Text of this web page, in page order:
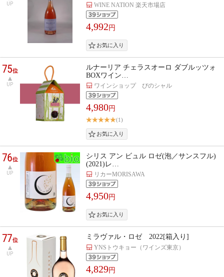
UP WINE NATION 楽天市場店
4,992 円
75位
UP
ルナーリア チェラスオーロ ダブルッツォ
BOXワイン…
ワインショップ ぴのシャル
4,980円
(1)
76位
UP
シリス アン ビュル ロゼ(泡／サンスフル)
(2021)レ…
リカーMORISAWA
4,950円
77位
UP
ミラヴァル・ロゼ 2022[箱入り]
YNSトウキョー（ワインズ東京）
4,829円